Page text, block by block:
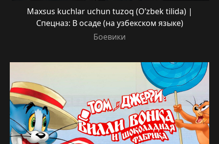
Maxsus kuchlar uchun tuzoq (O’zbek tilida) |
Спецназ: В осаде (на узбекском языке)
Боевики